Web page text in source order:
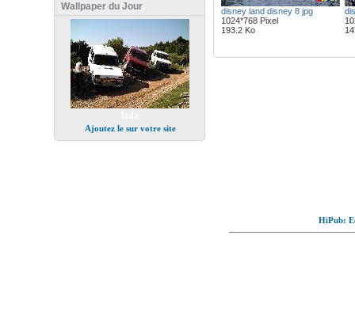
Wallpaper du Jour
Ajoutez le sur votre site
disney land disney 8 jpg
1024*768 Pixel
193.2 Ko
HiPub: